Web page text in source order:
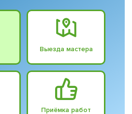
Выезда мастера
Приёмка работ